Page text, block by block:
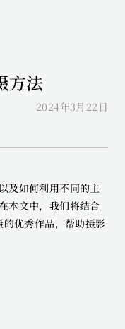
方法
2024年3月22日
及如何利用不同的主
优秀作品，帮助摄影